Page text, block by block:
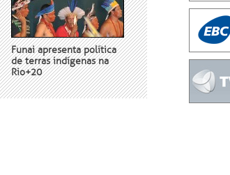
Funai apresenta política
de terras indígenas na
Rio+20